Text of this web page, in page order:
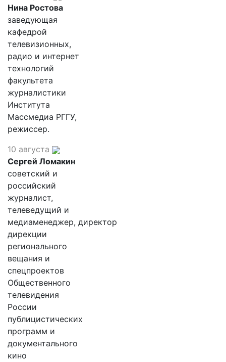
Нина Ростова
заведующая
кафедрой
телевизионных,
радио и интернет
технологий
факультета
журналистики
Института
Массмедиа РГГУ,
режиссер.
10 августа
Сергей Ломакин
советский и
российский
журналист,
телеведущий и
медиаменеджер, директор
дирекции
регионального
вещания и
спецпроектов
Общественного
телевидения
России
публицистических
программ и
документального
кино